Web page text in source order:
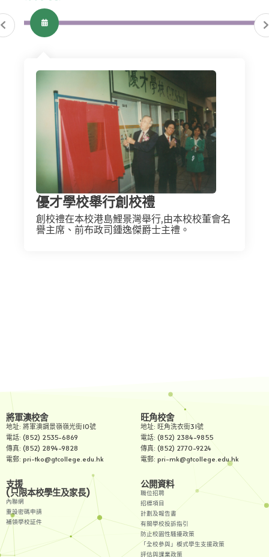
優才學校舉行創校禮
創校禮在本校港島鯉景灣舉行,由本校校董會名
譽主席、前布政司鍾逸傑爵士主禮。
將軍澳校舍
地址: 將軍澳調景嶺嶺光街10號
電話: (852) 2535-6869
傳真: (852) 2894-9828
電郵: pri-tko@gtcollege.edu.hk
旺角校舍
地址: 旺角洗衣街31號
電話: (852) 2384-9855
傳真: (852) 2770-9224
電郵: pri-mk@gtcollege.edu.hk
支援
(只限本校學生及家長)
內聯網
重設密碼申請
補領學校証件
公開資料
職位招聘
招標項目
計劃及報告書
有關學校投訴指引
防止校園性騷擾政策
「全校參與」模式學生支援政策
評估與課業政策